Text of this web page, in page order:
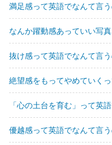
満足感って英語でなんて言う
なんか躍動感あっていい写
抜け感って英語でなんて言う
絶望感をもってやめていく
「心の土台を育む」って英
優越感って英語でなんて言う